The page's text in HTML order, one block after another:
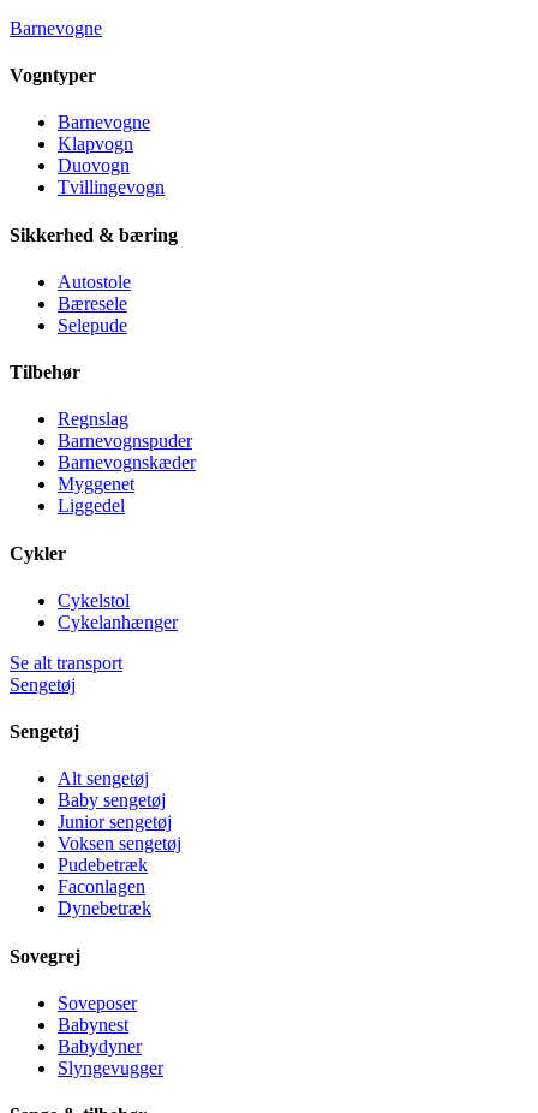
Barnevogne
Vogntyper
Barnevogne
Klapvogn
Duovogn
Tvillingevogn
Sikkerhed & bæring
Autostole
Bæresele
Selepude
Tilbehør
Regnslag
Barnevognspuder
Barnevognskæder
Myggenet
Liggedel
Cykler
Cykelstol
Cykelanhænger
Se alt transport
Sengetøj
Sengetøj
Alt sengetøj
Baby sengetøj
Junior sengetøj
Voksen sengetøj
Pudebetræk
Faconlagen
Dynebetræk
Sovegrej
Soveposer
Babynest
Babydyner
Slyngevugger